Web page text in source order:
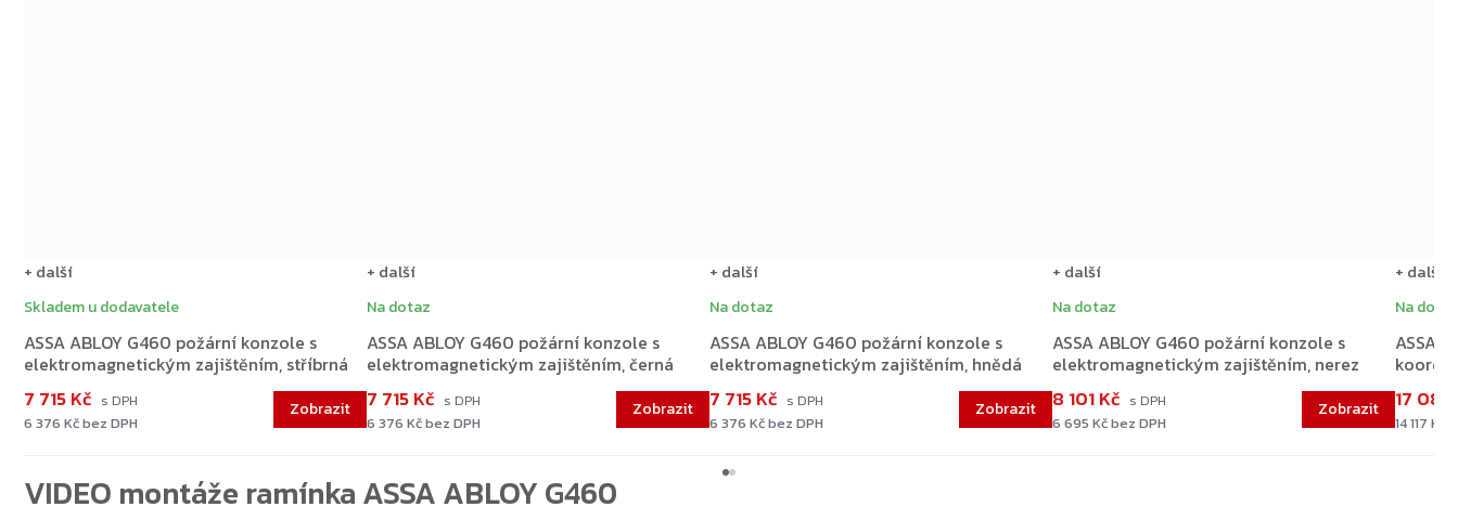
ASSA ABLOY G460 požární konzole s
elektromagnetickým zajištěním, stříbrná
Skladem u dodavatele
6 376 Kč bez DPH
7 715 Kč
+ další
ASSA ABLOY G460 požární konzole s
elektromagnetickým zajištěním, černá
Na dotaz
6 376 Kč bez DPH
7 715 Kč
+ další
ASSA ABLOY G460 požární konzole s
elektromagnetickým zajištěním, hnědá
Na dotaz
6 376 Kč bez DPH
7 715 Kč
+ další
ASSA ABLOY G460 požární konzole s
elektromagnetickým zajištěním, nerez
Na dotaz
6 695 Kč bez DPH
8 101 Kč
+ další
ASSA
Na dotaz
14 117 Kč
17 081
+ další
VIDEO montáže ramínka ASSA ABLOY G460